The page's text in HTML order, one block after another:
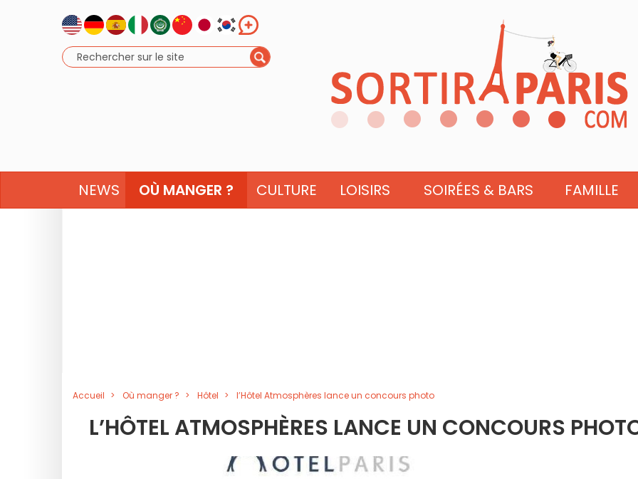
NEWS OÙ MANGER ? CULTURE LOISIRS SOIRÉES & BARS FAMILLE
Accueil Où manger ? Hôtel l’Hôtel Atmosphères lance un concours photo
L’HÔTEL ATMOSPHÈRES LANCE UN CONCOURS